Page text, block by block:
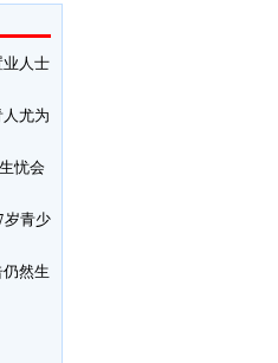
业人士
尤为
忧会
岁青少
然生